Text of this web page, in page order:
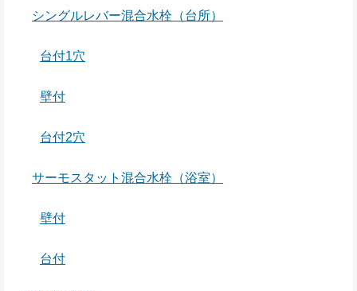
シングルレバー混合水栓（台所）
台付1穴
壁付
台付2穴
サーモスタット混合水栓（浴室）
壁付
台付